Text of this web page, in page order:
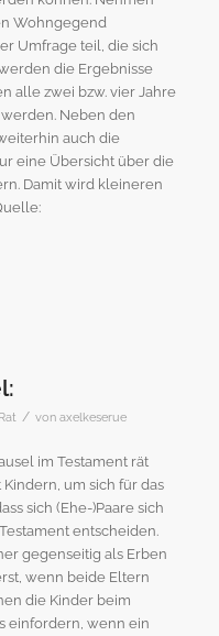
Wohngegend
Umfrage teil, die sich
die Ergebnisse
alle zwei bzw. vier Jahre
Neben den
auch die
eine Übersicht über die
Damit wird kleineren
/ von axelkeserue
im Testament rät
Kindern, um sich für das
sich (Ehe-)Paare sich
entscheiden.
gegenseitig als Erben
wenn beide Eltern
die Kinder beim
einfordern, wenn ein